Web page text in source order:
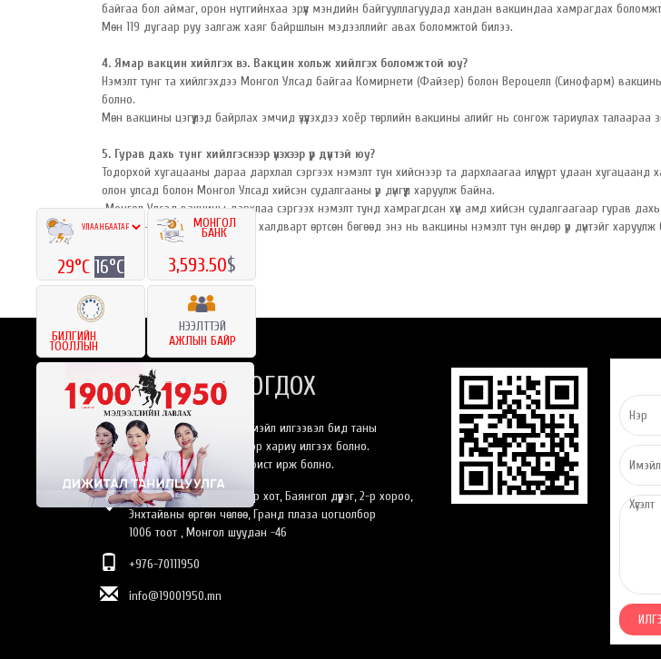
байгаа бол аймаг, орон нутгийнхаа эрүүл мэндийн байгууллагуудад хандан вакциндаа хамрагдах
Мөн 119 дугаар руу залгаж хаяг байршлын мэдээллийг авах боломжтой билээ.
4. Ямар вакцин хийлгэх вэ. Вакцин хольж хийлгэх боломжтой юу?
Нэмэлт тунг та хийлгэхдээ Монгол Улсад байгаа Комирнети (Файзер) болон Вероцелл (Синофарм)
болно.
Мөн вакцины цэгүүдэд байрлах эмчид үзүүлэхдээ хоёр төрлийн вакцины алийг нь сонгож тариулах талаараа
5. Гурав дахь тунг хийлгэснээр үнэхээр үр дүнтэй юу?
Тодорхой хугацааны дараа дархлал сэргээх нэмэлт тун хийснээр та дархлаагаа илүү урт удаан
олон улсад болон Монгол Улсад хийсэн судалгааны үр дүнгүүд харуулж байна.
Монгол Улсад вакцины дархлаа сэргээх нэмэлт тунд хамрагдсан хүн амд хийсэн судалгаагаар гурав
хоногийн дараа 0.1 хувь нь л халдварт өртсөн бөгөөд энэ нь вакцины нэмэлт тун өндөр үр дүнтэйг харуулж
БИДЭНТЭЙ ХОЛБОГДОХ
Та бидэнлүү онлайнаар имэйл илгээвэл бид таны
хүсэлтэнд 24 цагийн дотор хариу илгээх болно.
Эсвэл өөрийн биеэр оффист ирж болно.
Монгол Улс, Улаанбаатар хот, Баянгол дүүрэг, 2-р хороо,
Энхтайвны өргөн чөлөө, Гранд плаза цогцолбор
1006 тоот , Монгол шуудан -46
+976-70111950
info@19001950.mn
29°C 16°C
МОНГОЛ
БАНК
3,593.50$
БИЛГИЙН
ТООЛЛЫН
НЭЭЛТТЭЙ
АЖЛЫН БАЙР